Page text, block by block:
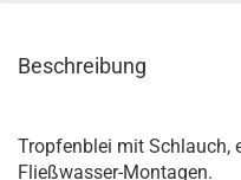
Beschreibung
Tropfenblei mit Schlauch,
Fließwasser-Montagen.